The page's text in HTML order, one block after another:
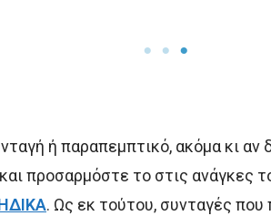
ή παραπεμπτικό, ακόμα κι αν
προσαρμόστε το στις ανάγκες
. Ως εκ τούτου, συνταγές που